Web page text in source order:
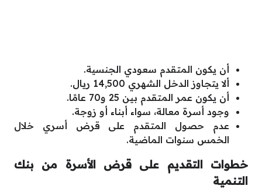
أن يكون المتقدم سعودي الجنسية.
ألا يتجاوز الدخل الشهري 14,500 ريال.
أن يكون عمر المتقدم بين 25 و70 عامًا.
وجود أسرة معالة، سواء أبناء أو زوجة.
عدم حصول المتقدم على قرض أسري خلال
الخمس سنوات الماضية.
خطوات التقديم على قرض الأسرة من بنك
التنمية